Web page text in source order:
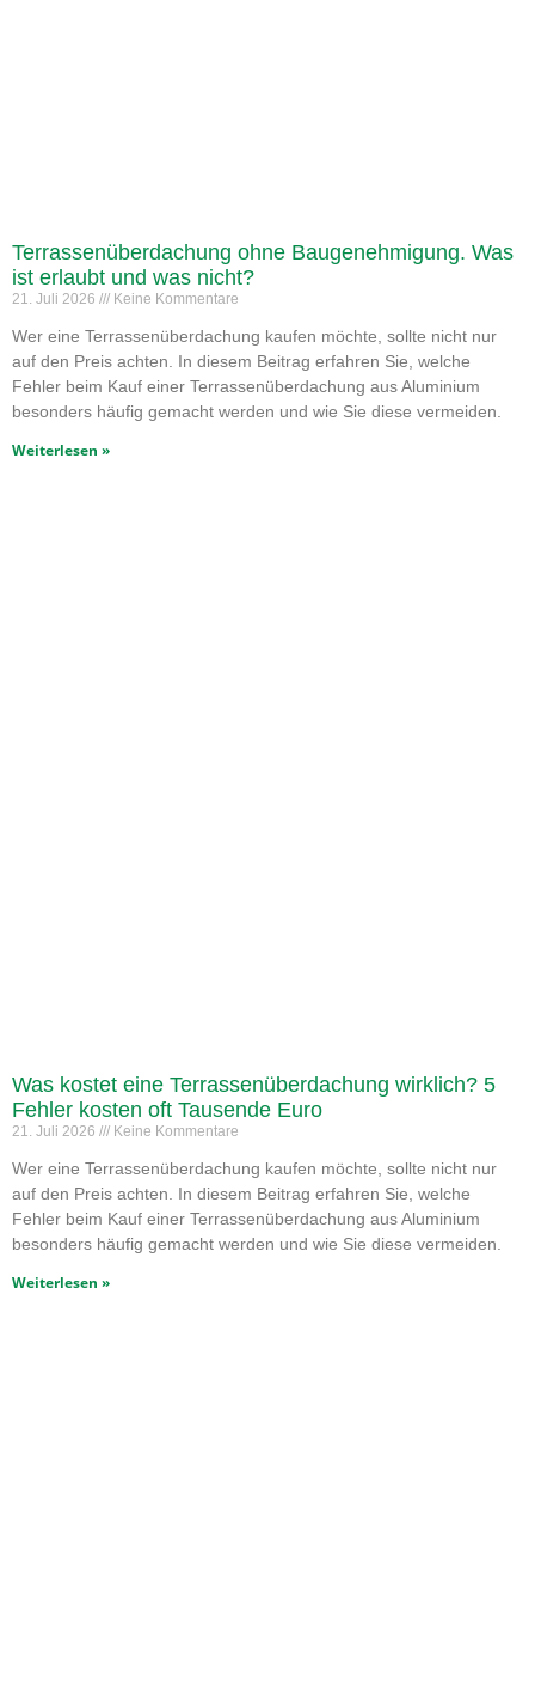
Terrassenüberdachung ohne Baugenehmigung. Was
ist erlaubt und was nicht?
21. Juli 2026 Keine Kommentare
Wer eine Terrassenüberdachung kaufen möchte, sollte nicht nur
auf den Preis achten. In diesem Beitrag erfahren Sie, welche
Fehler beim Kauf einer Terrassenüberdachung aus Aluminium
besonders häufig gemacht werden und wie Sie diese vermeiden.
Weiterlesen »
Was kostet eine Terrassenüberdachung wirklich? 5
Fehler kosten oft Tausende Euro
21. Juli 2026 Keine Kommentare
Wer eine Terrassenüberdachung kaufen möchte, sollte nicht nur
auf den Preis achten. In diesem Beitrag erfahren Sie, welche
Fehler beim Kauf einer Terrassenüberdachung aus Aluminium
besonders häufig gemacht werden und wie Sie diese vermeiden.
Weiterlesen »